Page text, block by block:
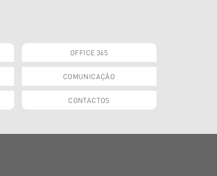
OFFICE 365
COMUNICAÇÃO
CONTACTOS